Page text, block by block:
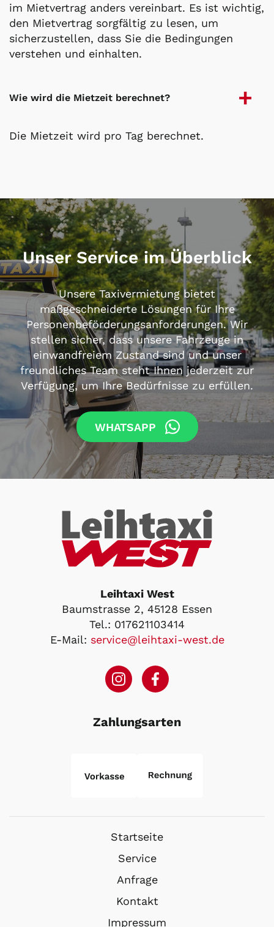
im Mietvertrag anders vereinbart. Es ist wichtig,
den Mietvertrag sorgfältig zu lesen, um
sicherzustellen, dass Sie die Bedingungen
verstehen und einhalten.
Wie wird die Mietzeit berechnet?
Die Mietzeit wird pro Tag berechnet.
Unser Service im Überblick
Unsere Taxivermietung bietet
maßgeschneiderte Lösungen für Ihre
Personenbeförderungsanforderungen. Wir
stellen sicher, dass unsere Fahrzeuge in
einwandfreiem Zustand sind und unser
freundliches Team steht Ihnen jederzeit zur
Verfügung, um Ihre Bedürfnisse zu erfüllen.
WHATSAPP
Leihtaxi West
Baumstrasse 2, 45128 Essen
Tel.: 017621103414
E-Mail: service@leihtaxi-west.de
Zahlungsarten
Startseite
Service
Anfrage
Kontakt
Impressum